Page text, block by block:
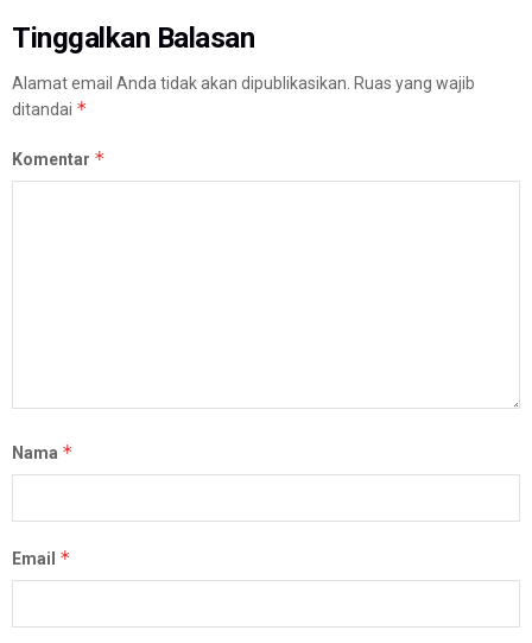
Tinggalkan Balasan
Alamat email Anda tidak akan dipublikasikan. Ruas yang wajib
ditandai *
Komentar *
Nama *
Email *